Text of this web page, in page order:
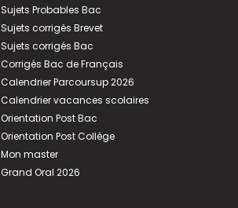
Sujets Probables Bac
Sujets corrigés Brevet
Sujets corrigés Bac
Corrigés Bac de Français
Calendrier Parcoursup 2026
Calendrier vacances scolaires
Orientation Post Bac
Orientation Post Collège
Mon master
Grand Oral 2026